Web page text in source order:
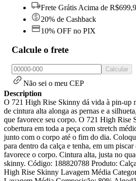
Frete Grátis Acima de
20% de Cashback
10% OFF no PIX
Calcule o frete
Calcular
Não sei o meu CEP
Description
O 721 High Rise Skinny dá vida à pin-up
de cintura alta alonga as pernas e a
que favorece seu corpo. O 721 High Rise
cobertura em toda a peça com stretch
junto com o corpo até o fim do dia.
para dentro da calça e tenha, em um
favorece o corpo. Cintura alta, justa no
skinny. Código: 188820788 Produto:
High Rise Skinny Lavagem Média